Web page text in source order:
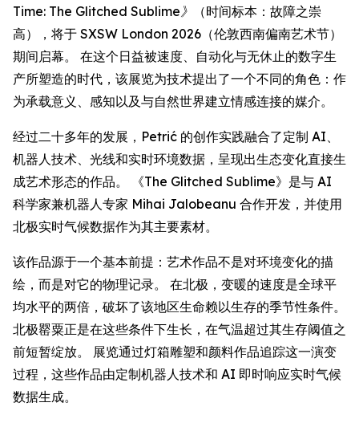
Time: The Glitched Sublime》
（时间标本：故障之崇
高），将于 SXSW London 2026（伦敦西南偏南艺术节）
期间启幕。 在这个日益被速度、自动化与无休止的数字生
产所塑造的时代，该展览为技术提出了一个不同的角色：作
为承载意义、感知以及与自然世界建立情感连接的媒介。
经过二十多年的发展，Petrić 的创作实践融合了定制 AI、
机器人技术、光线和实时环境数据，呈现出生态变化直接生
成艺术形态的作品。 《The Glitched Sublime》是与 AI
科学家兼机器人专家 Mihai Jalobeanu 合作开发，并使用
北极实时气候数据作为其主要素材。
该作品源于一个基本前提：艺术作品不是对环境变化的描
绘，而是对它的物理记录。 在北极，变暖的速度是全球平
均水平的两倍，破坏了该地区生命赖以生存的季节性条件。
北极罂粟正是在这些条件下生长，在气温超过其生存阈值之
前短暂绽放。 展览通过灯箱雕塑和颜料作品追踪这一演变
过程，这些作品由定制机器人技术和 AI 即时响应实时气候
数据生成。